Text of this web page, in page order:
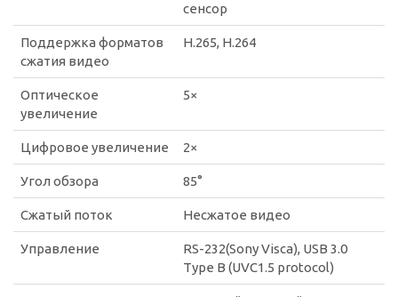
сенсор
Поддержка форматов
сжатия видео
H.265, H.264
Оптическое
увеличение
5×
Цифровое увеличение 2×
Угол обзора 85°
Cжатый поток Несжатое видео
Управление
RS-232(Sony Visca), USB 3.0
Type B (UVC1.5 protocol)